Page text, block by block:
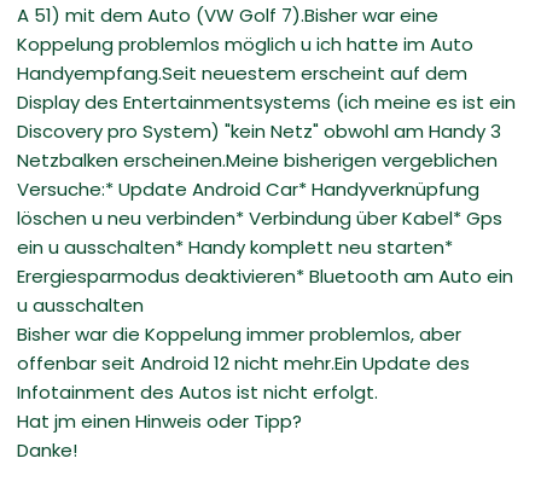
A 51) mit dem Auto (VW Golf 7).Bisher war eine
Koppelung problemlos möglich u ich hatte im Auto
Handyempfang.Seit neuestem erscheint auf dem
Display des Entertainmentsystems (ich meine es ist ein
Discovery pro System) "kein Netz" obwohl am Handy 3
Netzbalken erscheinen.Meine bisherigen vergeblichen
Versuche:* Update Android Car* Handyverknüpfung
löschen u neu verbinden* Verbindung über Kabel* Gps
ein u ausschalten* Handy komplett neu starten*
Erergiesparmodus deaktivieren* Bluetooth am Auto ein
u ausschalten
Bisher war die Koppelung immer problemlos, aber
offenbar seit Android 12 nicht mehr.Ein Update des
Infotainment des Autos ist nicht erfolgt.
Hat jm einen Hinweis oder Tipp?
Danke!